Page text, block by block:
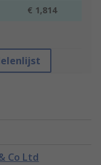
€ 1,814
Co Ltd